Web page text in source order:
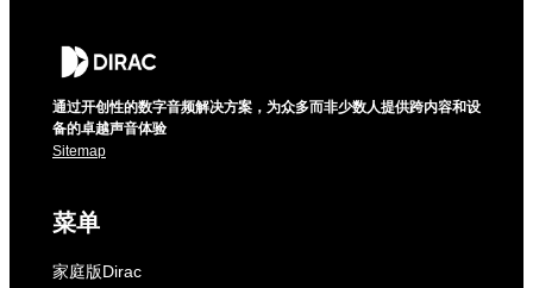
通过开创性的数字音频解决方案，为众多而非少数人提供跨内容和设
备的卓越声音体验
Sitemap
菜单
家庭版Dirac